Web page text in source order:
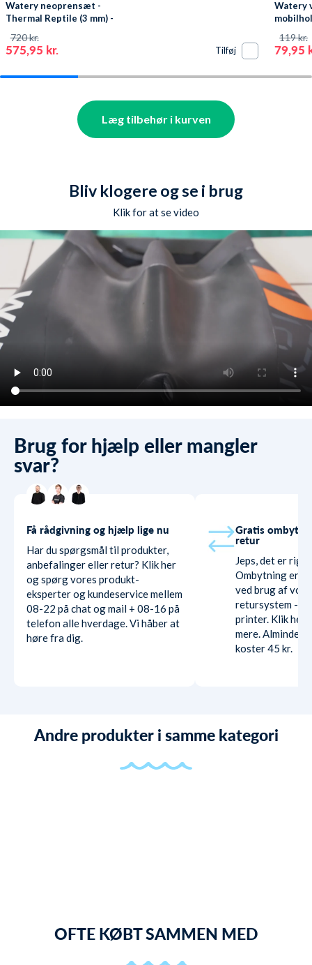
Watery neoprensæt -
Thermal Reptile (3 mm) -
575,95 kr.
720 kr.
Tilføj
Watery
79,95
119 kr.
Læg tilbehør i kurven
Bliv klogere og se i brug
Klik for at se video
Brug for hjælp eller mangler
svar?
Få rådgivning og hjælp lige nu
Har du spørgsmål til produkter,
anbefalinger eller retur? Klik her
og spørg vores produkt-
eksperter og kundeservice mellem
08-22 på chat og mail + 08-16 på
telefon alle hverdage. Vi håber at
høre fra dig.
Gratis
retur
Jeps, det er
Ombytning er
ved brug af
retursystem -
printer. Klik her
mere.
koster 45 kr.
Andre produkter i samme kategori
OFTE KØBT SAMMEN MED